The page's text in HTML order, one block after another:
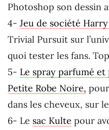
Photoshop son dessin
4- Jeu de société
Trivial Pursuit sur
quoi tester les fans.
5- Le spray parfumé
Petite Robe Noire,
dans les cheveux, sur
6- Le sac Kulte pour